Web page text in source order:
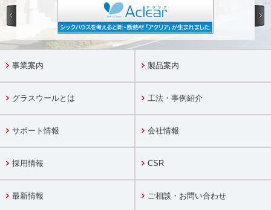
事業案内 製品案内
グラスウールとは 工法・事例紹介
サポート情報 会社情報
採用情報 CSR
最新情報 ご相談・お問い合わせ